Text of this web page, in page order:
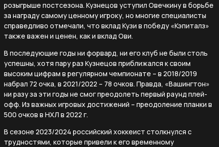
розыгрыше постсезона. Кузнецов уступил Овечкину в борьбе
за награду самому ценному игроку, но многие специалисты
справедливо отмечали, что вклад Кузи в победу «Кэпиталз»
также важен и ценен, как и вклад Ови.
В последующие годы ни форвард, ни его клуб не были столь
успешны, хотя пару раз Кузнецов приближался к своим
высоким цифрам в регулярном чемпионате – в 2018/2019
набрал 72 очка, в 2021/2022 – 78 очков. Правда, «Вашингтон»
ни разу за эти годы не смог преодолеть первый раунд плей-
офф. Из важных игровых достижений – преодоление планки в
500 очков в НХЛ в 2022 г.
В сезоне 2023/2024 российский хоккеист столкнулся с
трудностями, которые привели к его временному